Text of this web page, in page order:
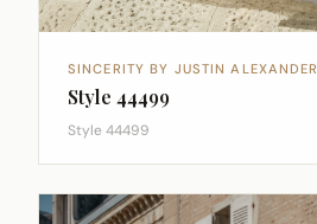
SINCERITY BY JUSTIN ALEXANDER
Style 44499
Style 44499